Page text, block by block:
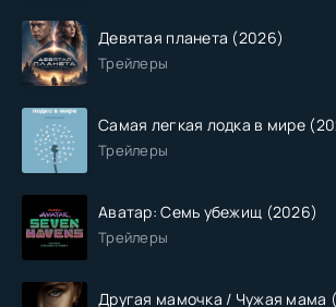
Девятая планета (2026)
Трейлеры
Самая легкая лодка в мире
Трейлеры
Аватар: Семь убежищ (2026)
Трейлеры
Другая мамочка / Чужая мама